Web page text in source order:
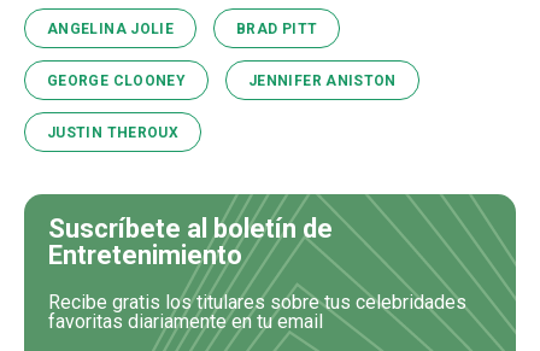
ANGELINA JOLIE BRAD PITT
GEORGE CLOONEY JENNIFER ANISTON
JUSTIN THEROUX
Suscríbete al boletín de
Entretenimiento
Recibe gratis los titulares sobre tus celebridades
favoritas diariamente en tu email